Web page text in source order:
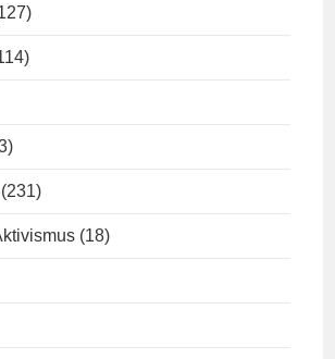
(231)
(18)